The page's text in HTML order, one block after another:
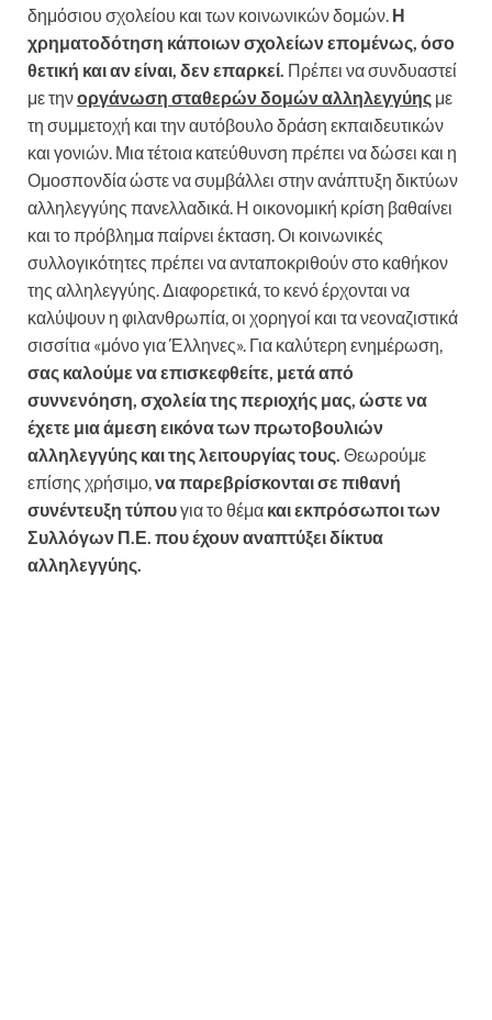
δημόσιου σχολείου και των κοινωνικών δομών. Η
χρηματοδότηση κάποιων σχολείων επομένως, όσο
θετική και αν είναι, δεν επαρκεί. Πρέπει να συνδυαστεί
με τηνοργάνωση σταθερών δομών αλληλεγγύης με
τη συμμετοχή και την αυτόβουλο δράση εκπαιδευτικών
και γονιών. Μια τέτοια κατεύθυνση πρέπει να δώσει και η
Ομοσπονδία ώστε να συμβάλλει στην ανάπτυξη δικτύων
αλληλεγγύης πανελλαδικά. Η οικονομική κρίση βαθαίνει
και το πρόβλημα παίρνει έκταση. Οι κοινωνικές
συλλογικότητες πρέπει να ανταποκριθούν στο καθήκον
της αλληλεγγύης. Διαφορετικά, το κενό έρχονται να
καλύψουν η φιλανθρωπία, οι χορηγοί και τα νεοναζιστικά
σισσίτια «μόνο για Έλληνες». Για καλύτερη ενημέρωση,
σας καλούμε να επισκεφθείτε, μετά από
συννενόηση, σχολεία της περιοχής μας, ώστε να
έχετε μια άμεση εικόνα των πρωτοβουλιών
αλληλεγγύης και της λειτουργίας τους. Θεωρούμε
επίσης χρήσιμο,να παρεβρίσκονται σε πιθανή
συνέντευξη τύπουγια το θέμα και εκπρόσωποι των
Συλλόγων Π.Ε. που έχουν αναπτύξει δίκτυα
αλληλεγγύης.